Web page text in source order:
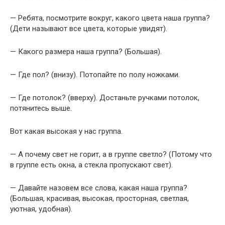
— Ребята, посмотрите вокруг, какого цвета наша группа?
(Дети называют все цвета, которые увидят).
— Какого размера наша группа? (Большая).
— Где пол? (внизу). Потопайте по полу ножками.
— Где потолок? (вверху). Достаньте ручками потолок,
потянитесь выше.
Вот какая высокая у нас группа.
— А почему свет не горит, а в группе светло? (Потому что
в группе есть окна, а стекла пропускают свет).
— Давайте назовем все слова, какая наша группа?
(Большая, красивая, высокая, просторная, светлая,
уютная, удобная).